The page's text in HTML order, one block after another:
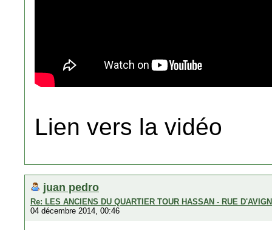
Lien vers la vidéo
juan pedro
Re: LES ANCIENS DU QUARTIER TOUR HASSAN - RUE
04 décembre 2014, 00:46